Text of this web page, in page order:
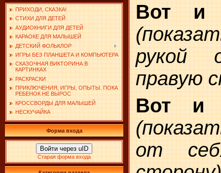
ПРИХОДИ, СКАЗКА!
СТИХИ ДЛЯ ДЕТЕЙ
АУДИОКНИГИ ДЛЯ ДЕТЕЙ
КАРАОКЕ ДЛЯ МАЛЫШЕЙ
ДЕТСКИЙ ФОЛЬКЛОР
ИГРЫ БЕЗ ПЛАНШЕТА И КОМПЬЮТЕРА
СКАЗОЧНАЯ ВИКТОРИНА В
КАРТИНКАХ
РАСКРАСКИ
ПРИКЛЮЧЕНИЯ, ИГРЫ, ОПЫТЫ. ПОКА
РЕБЕНОК НЕ ВЫРОС
КРОССВОРДЫ ДЛЯ МАЛЫШЕЙ
НЕСКУЧАЙКА
Форма входа
Войти через uID
Старая форма входа
Вот и
рукой
правую
Вот и
от